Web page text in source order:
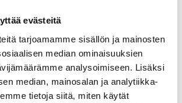
evästeitä
tarjoamamme sisällön ja mainosten
median ominaisuuksien
analysoimiseen. Lisäksi
median, mainosalan ja analytiikka-
tietoja siitä, miten käytät
(2017). The Wiley Blackwell
psychology of positivity and
at work (valikoidut luvut).